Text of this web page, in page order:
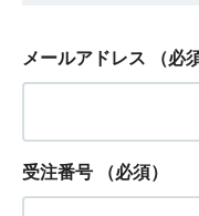
メールアドレス （必
受注番号 （必須）